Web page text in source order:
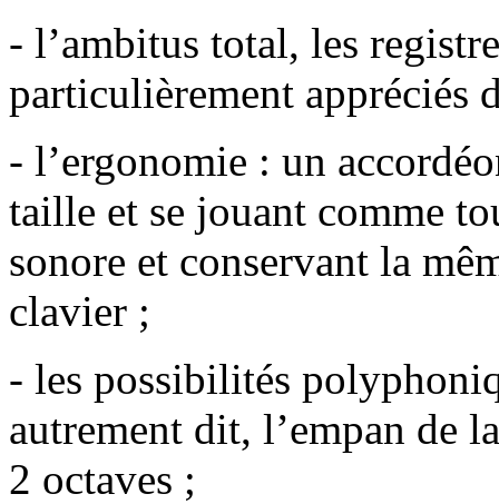
- l’ambitus total, les
particulièrement appréciés
- l’ergonomie : un
taille et se jouant comme
sonore et conservant la
clavier ;
- les possibilités
autrement dit, l’empan de
2 octaves ;